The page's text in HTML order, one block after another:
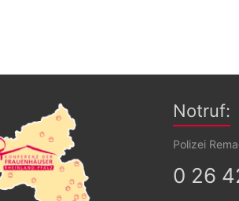
Notruf:
Polizei
0 26